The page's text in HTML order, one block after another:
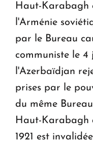
Haut-Karabagh
l'Arménie
par le Bureau
communiste le 4
l'Azerbaïdjan
prises par le
du même
Haut-Karabagh
1921 est